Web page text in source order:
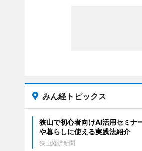
みん経トピックス
狭山で初心者向けAI活用セミ
や暮らしに使える実践法紹介
狭山経済新聞